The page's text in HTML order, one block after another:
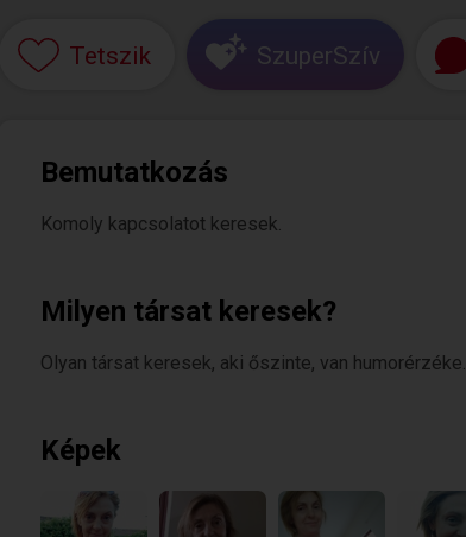
Tetszik SzuperSzív
Bemutatkozás
Komoly kapcsolatot keresek.
Milyen társat keresek?
Olyan társat keresek, aki őszinte, van humorérzéke.
Képek